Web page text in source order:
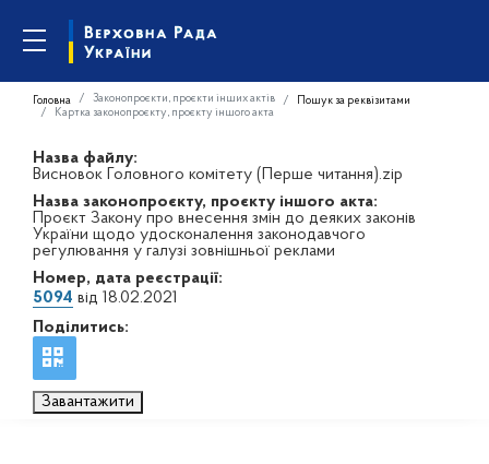
Головна Законопроєкти, проєкти інших актів
Пошук за реквізитами
Картка законопроєкту, проєкту іншого акта
Назва файлу:
Висновок Головного комітету (Перше читання).zip
Назва законопроєкту, проєкту іншого акта:
Проєкт Закону про внесення змін до деяких законів
України щодо удосконалення законодавчого
регулювання у галузі зовнішньої реклами
Номер, дата реєстрації:
5094 від 18.02.2021
Поділитись:
Завантажити